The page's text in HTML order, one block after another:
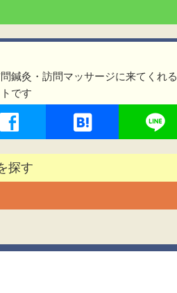
鍼灸・訪問マッサージに来てくれる
です
探す